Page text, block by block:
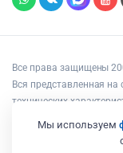
Все права защищены
Вся представленная
технических
возможностей
услуг, носит
Мы используем